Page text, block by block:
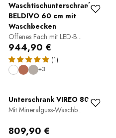
Waschtischunterschrank
BELDIVO 60 cm mit
Waschbecken
Offenes Fach mit LED-B...
944,90 €
(1)
+3
Unterschrank VIREO 80 cm
Mit Mineralguss-Waschb...
809,90 €